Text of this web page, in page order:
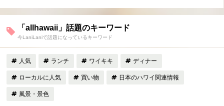
「allhawaii」話題のキーワード
今LaniLaniで話題になっているキーワード
人気 ランチ ワイキキ ディナー
ローカルに人気 買い物 日本のハワイ関連情報
風景・景色